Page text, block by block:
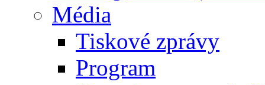
Média
Tiskové zprávy
Program